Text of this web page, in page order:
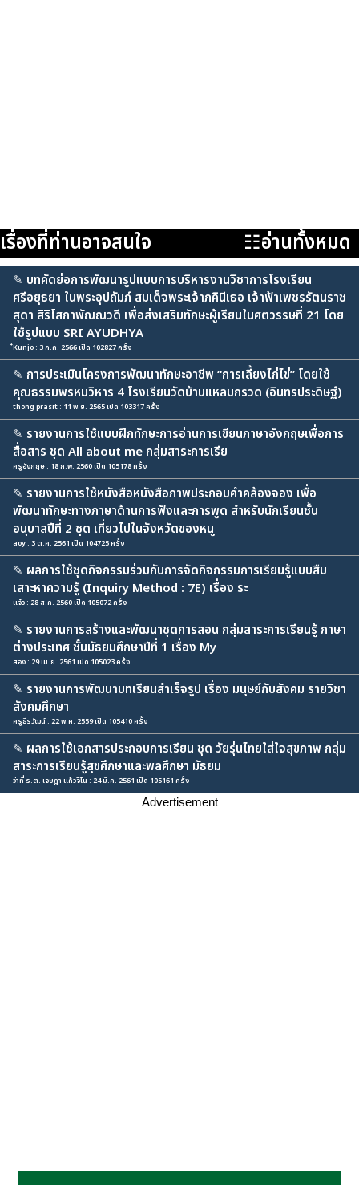
เรื่องที่ท่านอาจสนใจ ☷อ่านทั้งหมด
✎ บทคัดย่อการพัฒนารูปแบบการบริหารงานวิชาการโรงเรียน
ศรีอยุธยา ในพระอุปถัมภ์ สมเด็จพระเจ้าภคินีเธอ เจ้าฟ้าเพชรรัตนราช
สุดา สิริโสภาพัณณวดี เพื่อส่งเสริมทักษะผู้เรียนในศตวรรษที่ 21 โดย
ใช้รูปแบบ SRI AYUDHYA
๋Kunjo : 3 ก.ค. 2566 เปิด 102827 ครั้ง
✎ การประเมินโครงการพัฒนาทักษะอาชีพ “การเลี้ยงไก่ไข่” โดยใช้
คุณธรรมพรหมวิหาร 4 โรงเรียนวัดบ้านแหลมกรวด (อินทรประดิษฐ์)
thong prasit : 11 พ.ย. 2565 เปิด 103317 ครั้ง
✎ รายงานการใช้แบบฝึกทักษะการอ่านการเขียนภาษาอังกฤษเพื่อการ
สื่อสาร ชุด All about me กลุ่มสาระการเรีย
ครูอังกฤษ : 18 ก.พ. 2560 เปิด 105178 ครั้ง
✎ รายงานการใช้หนังสือหนังสือภาพประกอบคำคล้องจอง เพื่อ
พัฒนาทักษะทางภาษาด้านการฟังและการพูด สำหรับนักเรียนชั้น
อนุบาลปีที่ 2 ชุด เที่ยวไปในจังหวัดของหนู
aoy : 3 ต.ค. 2561 เปิด 104725 ครั้ง
✎ ผลการใช้ชุดกิจกรรมร่วมกับการจัดกิจกรรมการเรียนรู้แบบสืบ
เสาะหาความรู้ (Inquiry Method : 7E) เรื่อง ระ
แจ๋ว : 28 ส.ค. 2560 เปิด 105072 ครั้ง
✎ รายงานการสร้างและพัฒนาชุดการสอน กลุ่มสาระการเรียนรู้ ภาษา
ต่างประเทศ ชั้นมัธยมศึกษาปีที่ 1 เรื่อง My
สอง : 29 เม.ย. 2561 เปิด 105023 ครั้ง
✎ รายงานการพัฒนาบทเรียนสำเร็จรูป เรื่อง มนุษย์กับสังคม รายวิชา
สังคมศึกษา
ครูธีรวัฒน์ : 22 พ.ค. 2559 เปิด 105410 ครั้ง
✎ ผลการใช้เอกสารประกอบการเรียน ชุด วัยรุ่นไทยใส่ใจสุขภาพ กลุ่ม
สาระการเรียนรู้สุขศึกษาและพลศึกษา มัธยม
ว่าที่ ร.ต. เจษฎา แก้วจิโน : 24 มี.ค. 2561 เปิด 105161 ครั้ง
Advertisement